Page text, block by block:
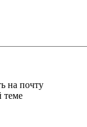
на почту
теме